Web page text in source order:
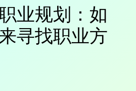
业规划：如
寻找职业方